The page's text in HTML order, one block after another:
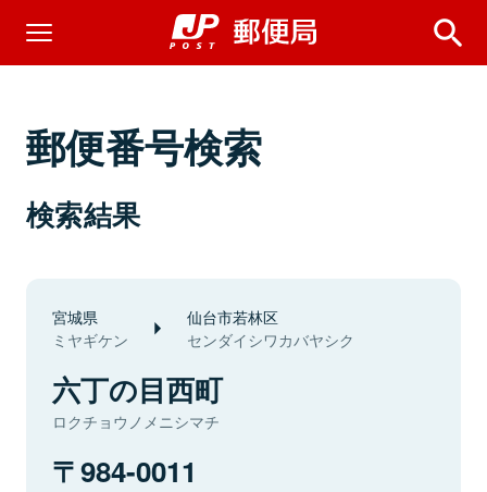
郵便番号検索
検索結果
宮城県
ミヤギケン
仙台市若林区
センダイシワカバヤシク
六丁の目西町
ロクチョウノメニシマチ
984-0011